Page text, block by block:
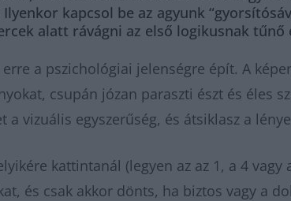
kapcsol be az agyunk
alatt rávágni az első logikusnak
a pszichológiai jelenségre épít. A
csupán józan paraszti észt és éles
a vizuális egyszerűség, és átsiklasz a
kattintanál (legyen az az 1, a 4
és csak akkor dönts, ha biztos vagy a